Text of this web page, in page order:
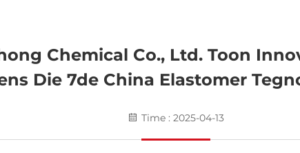
Chemical Co., Ltd. Toon
Die 7de China Elastomer
Time : 2025-04-13